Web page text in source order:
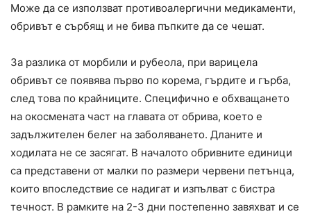
Може да се използват противоалергични медикаменти,
обривът е сърбящ и не бива пъпките да се чешат.
За разлика от морбили и рубеола, при варицела
обривът се появява първо по корема, гърдите и гърба,
след това по крайниците. Специфично е обхващането
на окосмената част на главата от обрива, което е
задължителен белег на заболяването. Дланите и
ходилата не се засягат. В началото обривните единици
са представени от малки по размери червени петънца,
които впоследствие се надигат и изпълват с бистра
течност. В рамките на 2-3 дни постепенно завяхват и се